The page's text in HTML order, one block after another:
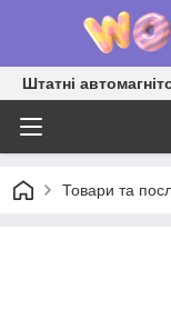
Штатні
Товари та